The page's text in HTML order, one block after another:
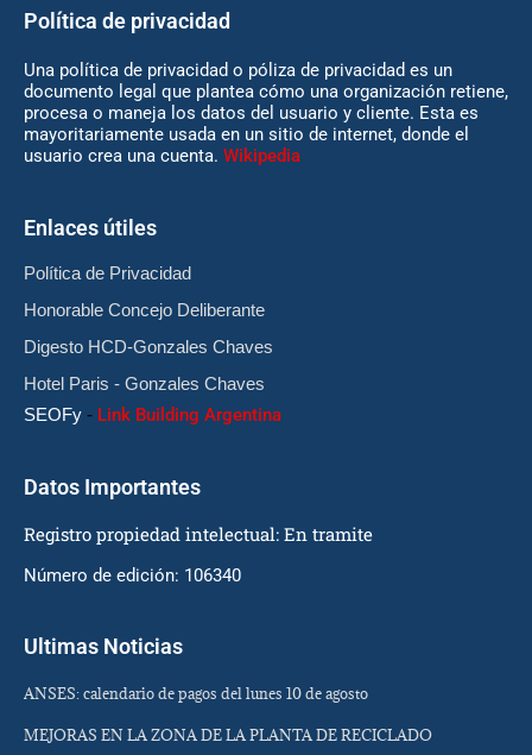
Política de privacidad
Una política de privacidad o póliza de privacidad es un
documento legal que plantea cómo una organización retiene,
procesa o maneja los datos del usuario y cliente. Esta es
mayoritariamente usada en un sitio de internet, donde el
usuario crea una cuenta. Wikipedia
Enlaces útiles
Política de Privacidad
Honorable Concejo Deliberante
Digesto HCD-Gonzales Chaves
Hotel Paris - Gonzales Chaves
SEOFy - Link Building Argentina
Datos Importantes
Registro propiedad intelectual: En tramite
Número de edición: 106340
Ultimas Noticias
ANSES: calendario de pagos del lunes 10 de agosto
MEJORAS EN LA ZONA DE LA PLANTA DE RECICLADO